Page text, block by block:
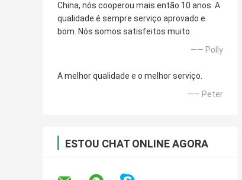
China, nós cooperou mais então 10 anos. A
qualidade é sempre serviço aprovado e
bom. Nós somos satisfeitos muito.
—— Polly
A melhor qualidade e o melhor serviço.
—— Peter
ESTOU CHAT ONLINE AGORA